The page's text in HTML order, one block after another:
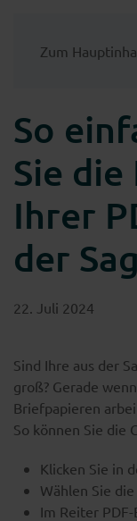
Zum
So
Sie
Ihrer
der
22. Juli 2024
Sind Ihre aus der
groß? Gerade
Briefpapieren
So können Sie die
Klicken Sie in
Wählen Sie
Im Reiter